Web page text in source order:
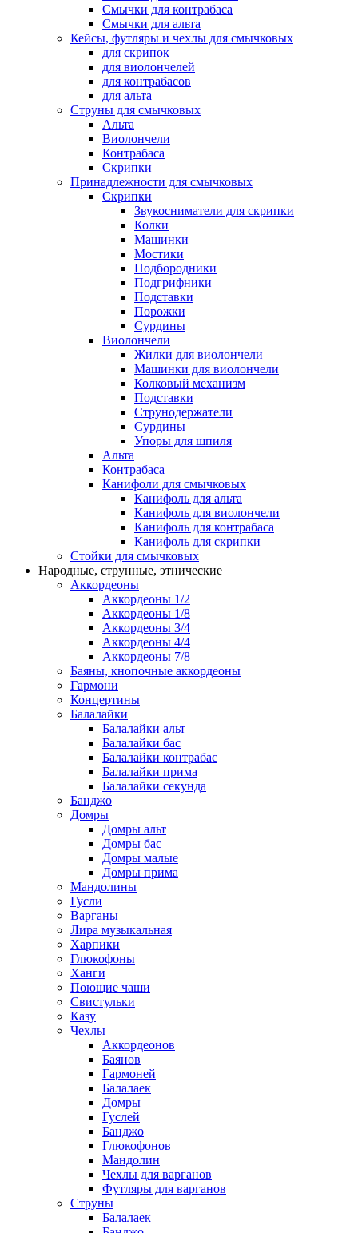
Смычки для контрабаса
Смычки для альта
Кейсы, футляры и чехлы для смычковых
для скрипок
для виолончелей
для контрабасов
для альта
Струны для смычковых
Альта
Виолончели
Контрабаса
Скрипки
Принадлежности для смычковых
Скрипки
Звукосниматели для скрипки
Колки
Машинки
Мостики
Подбородники
Подгрифники
Подставки
Порожки
Сурдины
Виолончели
Жилки для виолончели
Машинки для виолончели
Колковый механизм
Подставки
Струнодержатели
Сурдины
Упоры для шпиля
Альта
Контрабаса
Канифоли для смычковых
Канифоль для альта
Канифоль для виолончели
Канифоль для контрабаса
Канифоль для скрипки
Стойки для смычковых
Народные, струнные, этнические
Аккордеоны
Аккордеоны 1/2
Аккордеоны 1/8
Аккордеоны 3/4
Аккордеоны 4/4
Аккордеоны 7/8
Баяны, кнопочные аккордеоны
Гармони
Концертины
Балалайки
Балалайки альт
Балалайки бас
Балалайки контрабас
Балалайки прима
Балалайки секунда
Банджо
Домры
Домры альт
Домры бас
Домры малые
Домры прима
Мандолины
Гусли
Варганы
Лира музыкальная
Харпики
Глюкофоны
Ханги
Поющие чаши
Свистульки
Казу
Чехлы
Аккордеонов
Баянов
Гармоней
Балалаек
Домры
Гуслей
Банджо
Глюкофонов
Мандолин
Чехлы для варганов
Футляры для варганов
Струны
Балалаек